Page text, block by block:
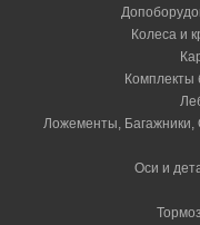
Колеса и
Комплекты
Ложементы, Багажники,
Оси и